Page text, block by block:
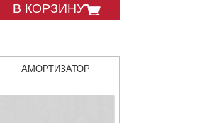
В КОРЗИНУ
АМОРТИЗАТОР